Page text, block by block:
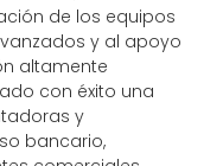
de los equipos
y al apoyo
altamente
con éxito una
y
bancario,